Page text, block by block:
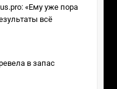
«Ему уже пора
всё
в запас